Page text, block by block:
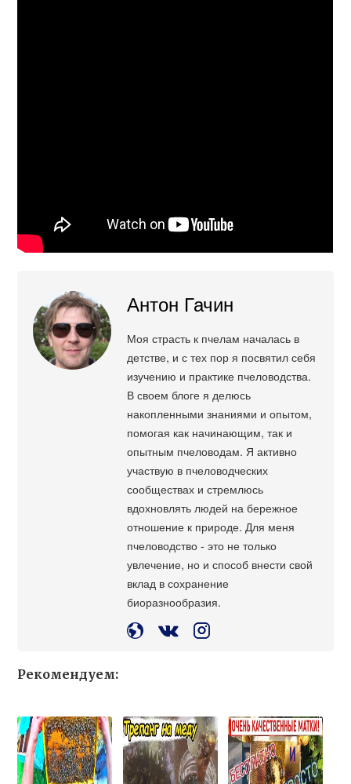
Антон Гачин
Моя страсть к пчелам началась в
детстве, и с тех пор я посвятил себя
изучению и практике пчеловодства.
В своем блоге я делюсь
накопленными знаниями и опытом,
помогая как начинающим, так и
опытным пчеловодам. Я активно
участвую в пчеловодческих
сообществах и стремлюсь
вдохновлять людей на бережное
отношение к природе. Для меня
пчеловодство - это не только
увлечение, но и способ внести свой
вклад в сохранение
биоразнообразия.
Рекомендуем: